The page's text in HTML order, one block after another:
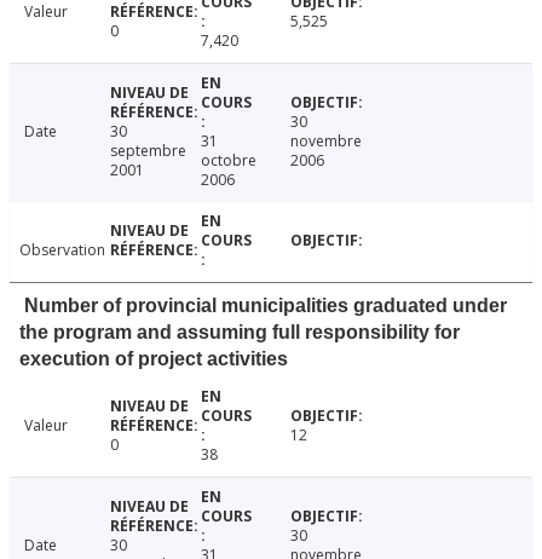
Valeur
0
7,420
5,525
Date
30
septembre
2001
31
octobre
2006
30
novembre
2006
Observation
Number of provincial municipalities graduated under
the program and assuming full responsibility for
execution of project activities
Valeur
0
38
12
Date
30
30